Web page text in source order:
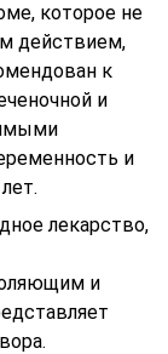
которое не
действием,
к
и
и
лекарство,
и